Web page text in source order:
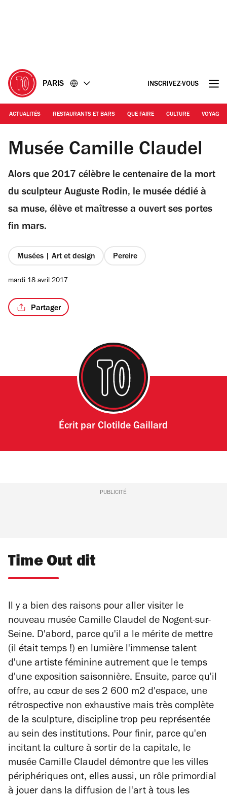
PARIS INSCRIVEZ-VOUS
ACTUALITÉS RESTAURANTS ET BARS QUE FAIRE CULTURE VOYAGE
© musée Camille Claudel, photo Marco Illuminati
Musée Camille Claudel
Alors que 2017 célèbre le centenaire de la mort
du sculpteur Auguste Rodin, le musée dédié à
sa muse, élève et maîtresse a ouvert ses portes
fin mars.
Musées | Art et design Pereire
mardi 18 avril 2017
Partager
Écrit parClotilde Gaillard
PUBLICITÉ
Time Out dit
Il y a bien des raisons pour aller visiter le
nouveau musée Camille Claudel de Nogent-sur-
Seine. D'abord, parce qu'il a le mérite de mettre
(il était temps !) en lumière l'immense talent
d'une artiste féminine autrement que le temps
d'une exposition saisonnière. Ensuite, parce qu'il
offre, au cœur de ses 2 600 m2 d'espace, une
rétrospective non exhaustive mais très complète
de la sculpture, discipline trop peu représentée
au sein des institutions. Pour finir, parce qu'en
incitant la culture à sortir de la capitale, le
musée Camille Claudel démontre que les villes
périphériques ont, elles aussi, un rôle primordial
à jouer dans la diffusion de l'art à tous les